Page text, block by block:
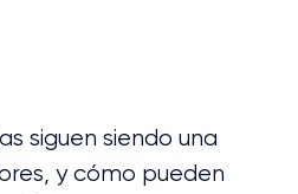
siguen siendo una
y cómo pueden